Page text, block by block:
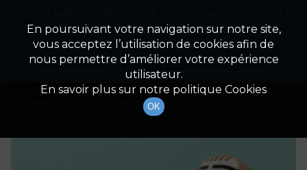
Détails De L'épisode
29 mars 2021
à 10h30
durée : Invalid date
En poursuivant votre navigation sur notre site,
vous acceptez l’utilisation de cookies afin de
nous permettre d’améliorer votre expérience
utilisateur.
En savoir plus sur notre politique Cookies
OK
Appuyez ci-dessous pour l'installer.
Non merci Télécharger l'application